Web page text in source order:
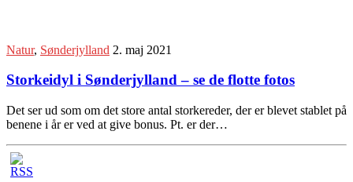
Natur, Sønderjylland 2. maj 2021
Storkeidyl i Sønderjylland – se de flotte fotos
Det ser ud som om det store antal storkereder, der er blevet stablet på
benene i år er ved at give bonus. Pt. er der…